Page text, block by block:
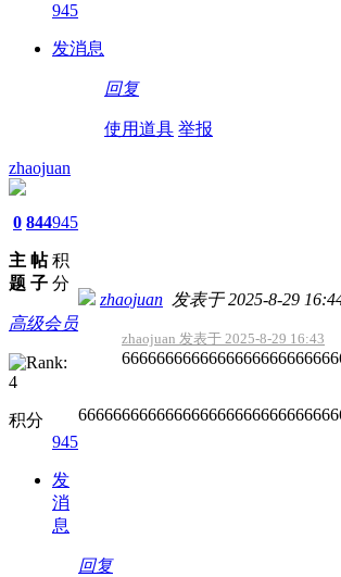
945
发消息
回复
使用道具 举报
zhaojuan
0
主
题
844
帖
子
945
积
分
高级会员
积分
945
发
消
息
zhaojuan 发表于 2025-8-29
zhaojuan 发表于 2025-8-29 16:43
回复